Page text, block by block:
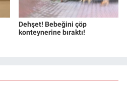
Dehşet! Bebeğini çöp
konteynerine bıraktı!